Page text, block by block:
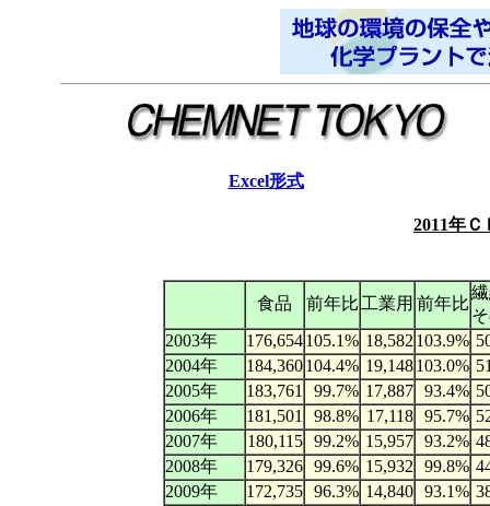
Excel形式
2011年
食品 前年比 工業用 前年比
2003年
176,654105.1% 18,582 103.9%
2004年
184,360104.4% 19,148103.0%
2005年
183,761 99.7% 17,887 93.4%
2006年
181,501 98.8% 17,118 95.7%
2007年
180,115 99.2% 15,957 93.2%
2008年
179,326 99.6% 15,932 99.8%
2009年
172,735 96.3% 14,840 93.1%